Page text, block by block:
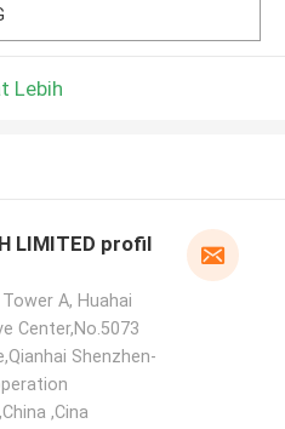
Lebih
LIMITED profil
A, Huahai
Center,No.5073
Shenzhen-
,Cina